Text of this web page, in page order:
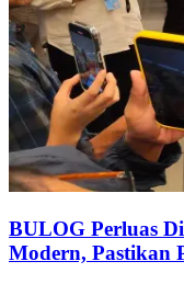
BULOG Perluas
Modern, Pastikan